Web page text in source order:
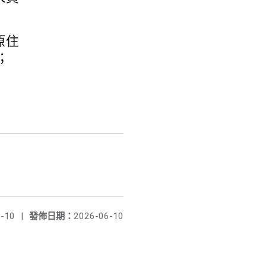
住
發佈日期： 2026-06-10
10 |